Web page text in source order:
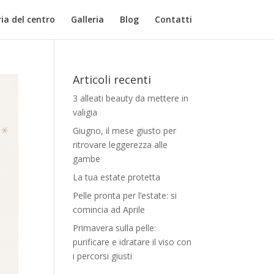
del centro Galleria Blog Contatti
Articoli recenti
3 alleati beauty da mettere in
valigia
Giugno, il mese giusto per
ritrovare leggerezza alle
gambe
La tua estate protetta
Pelle pronta per l’estate: si
comincia ad Aprile
Primavera sulla pelle:
purificare e idratare il viso con
i percorsi giusti